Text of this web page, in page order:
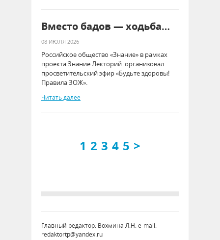
Вместо бадов — ходьба…
08 ИЮЛЯ 2026
Российское общество «Знание» в рамках
проекта Знание.Лекторий. организовал
просветительский эфир «Будьте здоровы!
Правила ЗОЖ».
Читать далее
1 2 3 4 5 >
Главный редактор: Вохмина Л.Н. e-mail:
redaktortp@yandex.ru